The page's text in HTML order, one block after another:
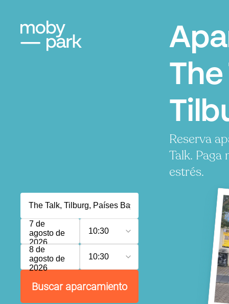
The
Reserva
Talk. Paga
estrés.
7 de
agosto de
2026
10:30
8 de
agosto de
2026
10:30
Buscar aparcamiento